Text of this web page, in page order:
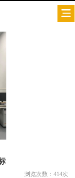
浏览次数： 414次